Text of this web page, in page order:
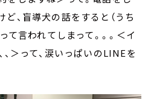
、盲導犬の話をすると（うち
て言われてしまって。。。＜イ
、＞って、涙いっぱいのLINEを